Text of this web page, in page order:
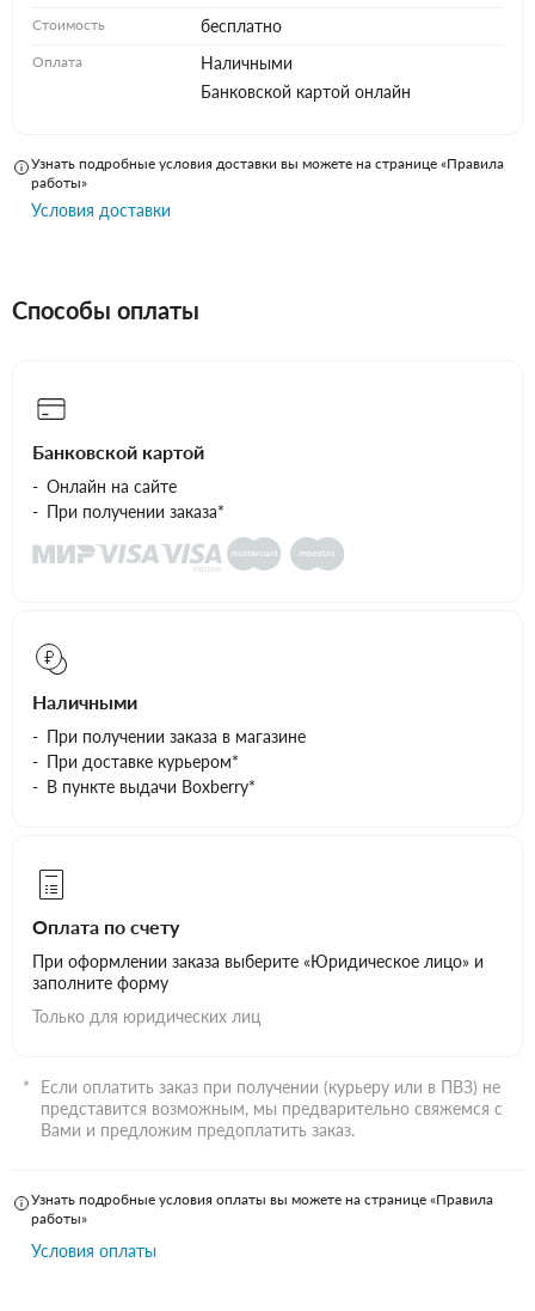
Стоимость бесплатно
Оплата
Наличными
Банковской картой онлайн
Узнать подробные условия доставки вы можете на странице «Правила
работы»
Условия доставки
Способы оплаты
Банковской картой
Онлайн на сайте
При получении заказа*
Наличными
При получении заказа в магазине
При доставке курьером*
В пункте выдачи Boxberry*
Оплата по счету
При оформлении заказа выберите «Юридическое лицо» и
заполните форму
Только для юридических лиц
Если оплатить заказ при получении (курьеру или в ПВЗ) не
представится возможным, мы предварительно свяжемся с
Вами и предложим предоплатить заказ.
Узнать подробные условия оплаты вы можете на странице «Правила
работы»
Условия оплаты